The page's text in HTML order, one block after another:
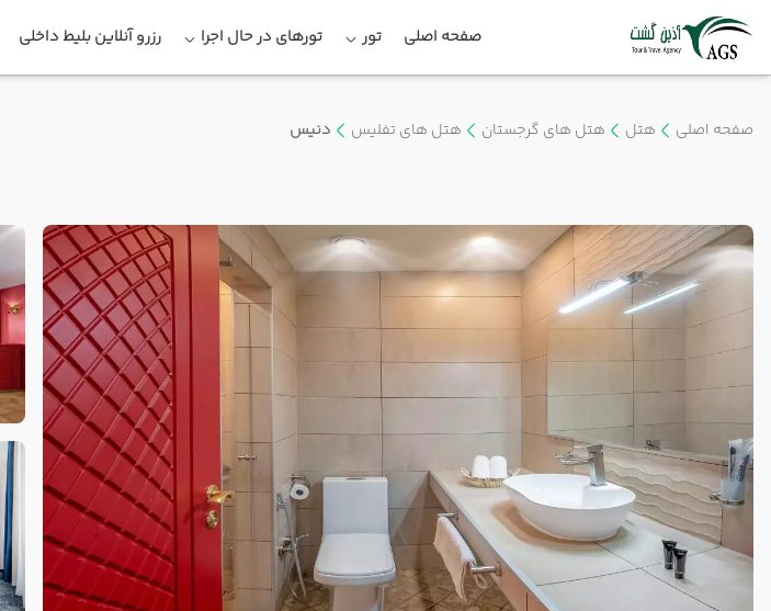
صفحه اصلی تور تورهای در حال اجرا رزرو آنلاین بلیط داخلی
صفحه اصلی هتل هتل های گرجستان هتل های تفلیس دنیس